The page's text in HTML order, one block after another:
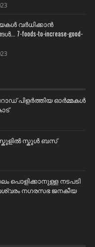
വര്‍ധിക്കാന്‍
7-foods-to-increase-good-
പിളർത്തിയ ഓർമ്മകൾ
സ്കൂളിൽ സ്കൂൾ ബസ്
പൊളിക്കാനുള്ള നടപടി
നഗരസഭ ജനകീയ